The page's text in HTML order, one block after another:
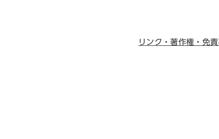
リンク・著作権・免